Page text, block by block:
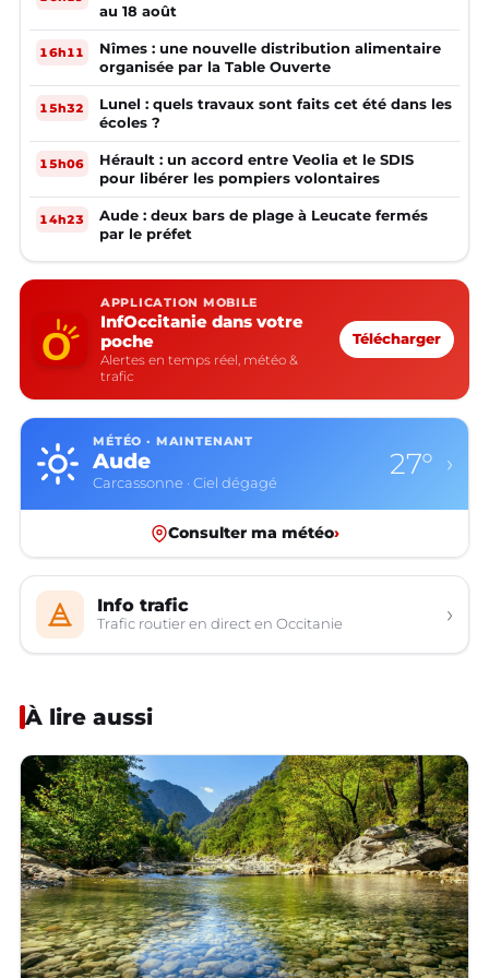
au 18 août
16h11
Nîmes : une nouvelle distribution alimentaire
organisée par la Table Ouverte
15h32
Lunel : quels travaux sont faits cet été dans les
écoles ?
15h06
Hérault : un accord entre Veolia et le SDIS
pour libérer les pompiers volontaires
14h23
Aude : deux bars de plage à Leucate fermés
par le préfet
APPLICATION MOBILE
InfOccitanie dans votre
poche
Alertes en temps réel, météo &
trafic
Télécharger
MÉTÉO · MAINTENANT
Aude
Carcassonne · Ciel dégagé
27° ›
Consulter ma météo›
Info trafic
Trafic routier en direct en Occitanie ›
À lire aussi